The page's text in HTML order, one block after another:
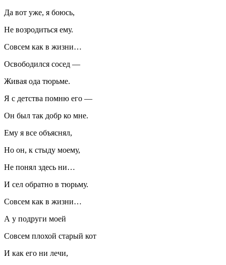
Да вот уже, я боюсь,
Не возродиться ему.
Совсем как в жизни…
Освободился сосед —
Живая ода тюрьме.
Я с детства помню его —
Он был так добр ко мне.
Ему я все объяснял,
Но он, к стыду моему,
Не понял здесь ни…
И сел обратно в тюрьму.
Совсем как в жизни…
А у подруги моей
Совсем плохой старый кот
И как его ни лечи,